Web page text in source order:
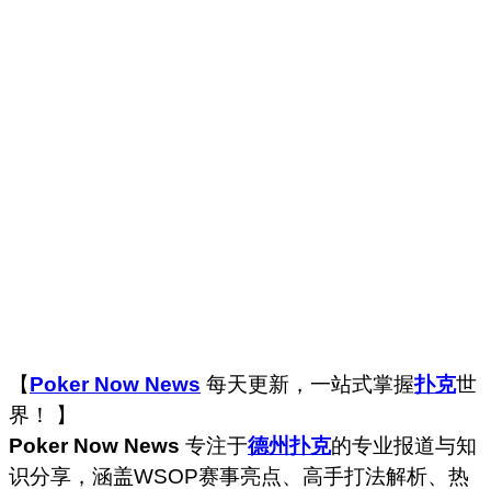
【Poker Now News 每天更新，一站式掌握扑克世
界！ 】
Poker Now News 专注于德州扑克的专业报道与知
识分享，涵盖WSOP赛事亮点、高手打法解析、热